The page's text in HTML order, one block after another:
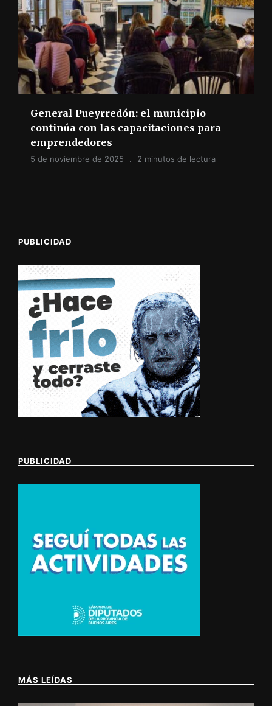
General Pueyrredón: el municipio
continúa con las capacitaciones para
emprendedores
5 de noviembre de 2025 2 minutos de lectura
PUBLICIDAD
PUBLICIDAD
MÁS LEÍDAS